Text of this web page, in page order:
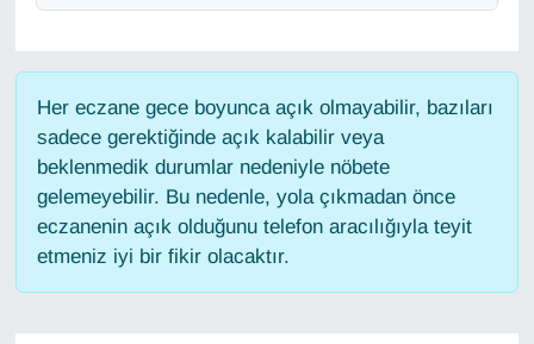
Her eczane gece boyunca açık olmayabilir, bazıları
sadece gerektiğinde açık kalabilir veya
beklenmedik durumlar nedeniyle nöbete
gelemeyebilir. Bu nedenle, yola çıkmadan önce
eczanenin açık olduğunu telefon aracılığıyla teyit
etmeniz iyi bir fikir olacaktır.
Kadın
Kamu Alımları
Kim Kimdir?
Kültür & Sanat